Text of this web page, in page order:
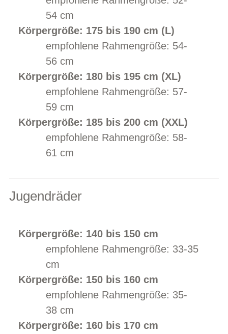
54 cm
Körpergröße: 175 bis 190 cm (L)
empfohlene Rahmengröße: 54-
56 cm
Körpergröße: 180 bis 195 cm (XL)
empfohlene Rahmengröße: 57-
59 cm
Körpergröße: 185 bis 200 cm (XXL)
empfohlene Rahmengröße: 58-
61 cm
Jugendräder
Körpergröße: 140 bis 150 cm
empfohlene Rahmengröße: 33-35
cm
Körpergröße: 150 bis 160 cm
empfohlene Rahmengröße: 35-
38 cm
Körpergröße: 160 bis 170 cm